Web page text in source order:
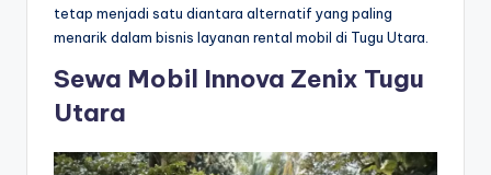
tetap menjadi satu diantara alternatif yang paling
menarik dalam bisnis layanan rental mobil di Tugu Utara.
Sewa Mobil Innova Zenix Tugu
Utara